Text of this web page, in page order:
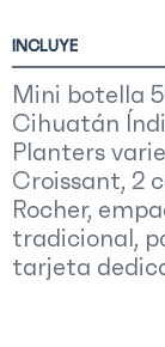
INCLUYE
Mini botella
Cihuatán
Planters
Croissant, 2
Rocher,
tradicional,
tarjeta